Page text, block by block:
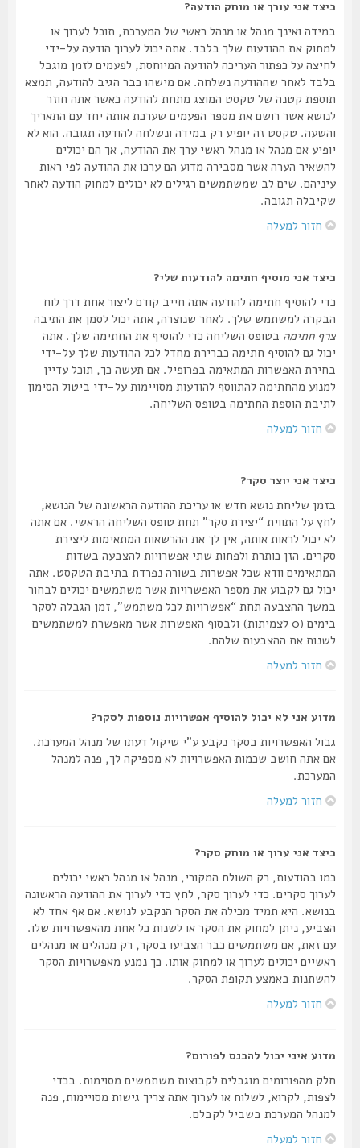
כיצד אני עורך או מוחק הודעה?
במידה ואינך מנהל או מנהל ראשי של המערכת, תוכל לערוך או
למחוק את ההודעות שלך בלבד. אתה יכול לערוך הודעה על-ידי
לחיצה על כפתור העריכה להודעה המיוחסת, לפעמים לזמן מוגבל
בלבד לאחר שההודעה נשלחה. אם מישהו כבר הגיב להודעה, תמצא
תוספת קטנה של טקסט המוצג מתחת להודעה כאשר אתה חוזר
לנושא אשר רושם את מספר הפעמים שערכת אותה יחד עם התאריך
והשעה. טקסט זה יופיע רק במידה ונשלחה להודעה תגובה. הוא לא
יופיע אם מנהל או מנהל ראשי ערך את ההודעה, אך הם יכולים
להשאיר הערה אשר מסבירה מדוע הם ערכו את ההודעה לפי ראות
עיניהם. שים לב שמשתמשים רגילים לא יכולים למחוק הודעה לאחר
שקיבלה תגובה.
חזור למעלה
כיצד אני מוסיף חתימה להודעות שלי?
כדי להוסיף חתימה להודעה אתה חייב קודם ליצור אחת דרך לוח
הבקרה למשתמש שלך. לאחר שנוצרה, אתה יכול לסמן את התיבה
צרף חתימהבטופס השליחה כדי להוסיף את החתימה שלך. אתה
יכול גם להוסיף חתימה כברירת מחדל לכל ההודעות שלך על-ידי
בחירת האפשרות המתאימה בפרופיל. אם תעשה כך, תוכל עדיין
למנוע מהחתימה להתווסף להודעות מסויימות על-ידי ביטול הסימון
לתיבת הוספת החתימה בטופס השליחה.
חזור למעלה
כיצד אני יוצר סקר?
בזמן שליחת נושא חדש או עריכת ההודעה הראשונה של הנושא,
לחץ על התווית “יצירת סקר” תחת טופס השליחה הראשי. אם אתה
לא יכול לראות אותה, אין לך את ההרשאות המתאימות ליצירת
סקרים. הזן כותרת ולפחות שתי אפשרויות להצבעה בשדות
המתאימים וודא שכל אפשרות בשורה נפרדת בתיבת הטקסט. אתה
יכול גם לקבוע את מספר האפשרויות אשר משתמשים יכולים לבחור
במשך ההצבעה תחת “אפשרויות לכל משתמש”, זמן הגבלה לסקר
בימים (0 לצמיתות) ולבסוף האפשרות אשר מאפשרת למשתמשים
לשנות את ההצבעות שלהם.
חזור למעלה
מדוע אני לא יכול להוסיף אפשרויות נוספות לסקר?
גבול האפשרויות בסקר נקבע ע"י שיקול דעתו של מנהל המערכת.
אם אתה חושב שכמות האפשרויות לא מספיקה לך, פנה למנהל
המערכת.
חזור למעלה
כיצד אני ערוך או מוחק סקר?
כמו בהודעות, רק השולח המקורי, מנהל או מנהל ראשי יכולים
לערוך סקרים. כדי לערוך סקר, לחץ כדי לערוך את ההודעה הראשונה
בנושא. היא תמיד מכילה את הסקר הנקבע לנושא. אם אף אחד לא
הצביע, ניתן למחוק את הסקר או לשנות כל אחת מהאפשרויות שלו.
עם זאת, אם משתמשים כבר הצביעו בסקר, רק מנהלים או מנהלים
ראשיים יכולים לערוך או למחוק אותו. כך נמנע מאפשרויות הסקר
להשתנות באמצע תקופת הסקר.
חזור למעלה
מדוע איני יכול להכנס לפורום?
חלק מהפורומים מוגבלים לקבוצות משתמשים מסוימות. בכדי
לצפות, לקרוא, לשלוח או לערוך אתה צריך גישות מסויימות, פנה
למנהל המערכת בשביל לקבלם.
חזור למעלה